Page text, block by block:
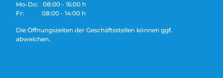
Mo-Do: 08:00 - 16:00 h
Fr: 08:00 - 14:00 h
Die Öffnungszeiten der Geschäftsstellen können ggf.
abweichen.